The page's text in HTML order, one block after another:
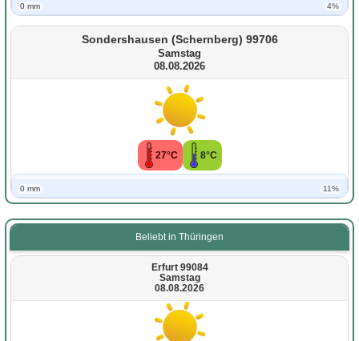
0 mm 4%
Sondershausen (Schernberg) 99706
Samstag
08.08.2026
27°C 8°C
0 mm 11%
Beliebt in Thüringen
Erfurt 99084
Samstag
08.08.2026